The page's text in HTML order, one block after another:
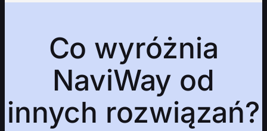
Co wyróżnia
NaviWay od
innych rozwiązań?